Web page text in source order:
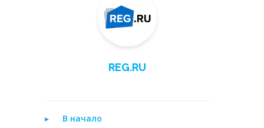
REG.RU
В начало